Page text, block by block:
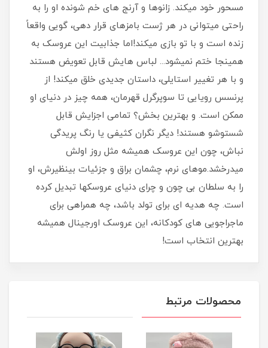
مسحور خود میکند. زانوها و آرنج های خم شونده او را به
راحتی میتوانی در هر ژست بامزهای قرار دهی، گویی واقعاً
زنده است و با تو بازی میکند!اما جذابیت این عروسک به
همینجا ختم نمیشود... لباس هایش قابل تعویض هستند
و با هر تغییر استایلی، داستان جدیدی خلق میکند! از
پرنسس رویایی تا سوپرگرل قهرمان، همه چیز در دنیای او
ممکن است. و بهترین بخش؟ تمامی اجزایش قابل
شستوشو هستند! دیگر نگران کثیفی یا رنگ پریدگی
نباش، چون این عروسک همیشه مثل روز اولش
میدرخشد.موهای نرم، چشمان براق و جزئیات بینظیرش، او
را به سلطان بی چون و چرای دنیای عروسکها تبدیل کرده
است. چه هدیه ای برای تولد باشد، چه همراهی برای
ماجراجویی های کودکانه، این عروسک اورجینال همیشه
بهترین انتخاب است!
محصولات مرتبط